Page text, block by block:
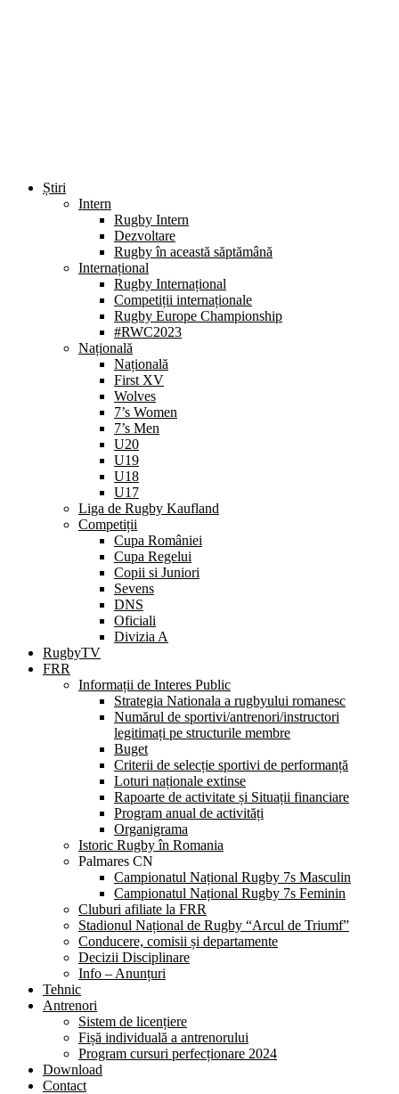
Știri
Intern
Rugby Intern
Dezvoltare
Rugby în această săptămână
Internațional
Rugby Internațional
Competiții internaționale
Rugby Europe Championship
#RWC2023
Națională
Națională
First XV
Wolves
7’s Women
7’s Men
U20
U19
U18
U17
Liga de Rugby Kaufland
Competiții
Cupa României
Cupa Regelui
Copii si Juniori
Sevens
DNS
Oficiali
Divizia A
RugbyTV
FRR
Informații de Interes Public
Strategia Nationala a rugbyului romanesc
Numărul de sportivi/antrenori/instructori
legitimați pe structurile membre
Buget
Criterii de selecție sportivi de performanță
Loturi naționale extinse
Rapoarte de activitate și Situații financiare
Program anual de activități
Organigrama
Istoric Rugby în Romania
Palmares CN
Campionatul Național Rugby 7s Masculin
Campionatul Național Rugby 7s Feminin
Cluburi afiliate la FRR
Stadionul Național de Rugby “Arcul de Triumf”
Conducere, comisii și departamente
Decizii Disciplinare
Info – Anunțuri
Tehnic
Antrenori
Sistem de licențiere
Fișă individuală a antrenorului
Program cursuri perfecționare 2024
Download
Contact